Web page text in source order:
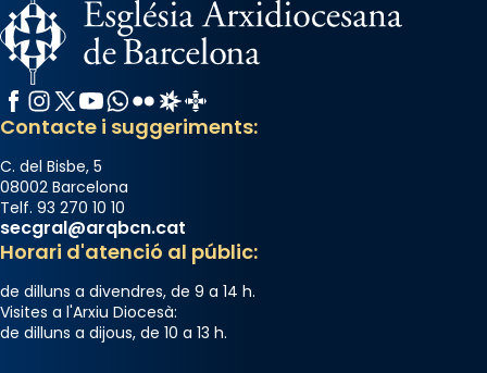
Facebook
Instagram
X / Twitter
YouTube
WhatsApp
FlickrRadio Estel
Catalunya Cristiana
Contacte i suggeriments:
C. del Bisbe, 5
08002 Barcelona
Telf. 93 270 10 10
secgral@arqbcn.cat
Horari d'atenció al públic:
de dilluns a divendres, de 9 a 14 h.
Visites a l'Arxiu Diocesà:
de dilluns a dijous, de 10 a 13 h.